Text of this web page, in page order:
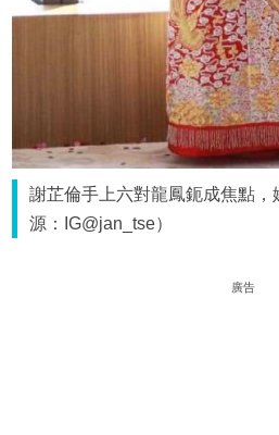
謝芷倫手上六對龍鳳鈪成焦點，
源：IG@jan_tse）
廣告